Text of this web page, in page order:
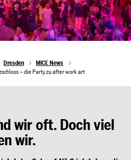
Dresden
MICE News
– die Party zu after work art
wir oft. Doch viel
wir.